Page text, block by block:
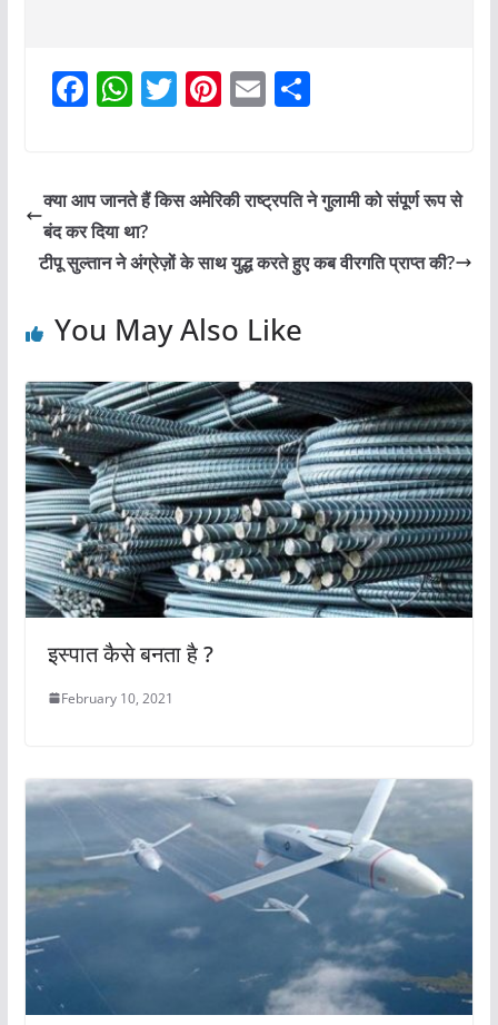
F
e
b
o
k
W
s
A
p
T
er
Pi
e
E
l
S
e
क्या आप जानते हैं किस अमेरिकी राष्ट्रपति ने गुलामी को संपूर्ण रूप से
बंद कर दिया था?
टीपू सुल्तान ने अंग्रेज़ों के साथ युद्ध करते हुए कब वीरगति प्राप्त की?
You May Also Like
इस्पात कैसे बनता है ?
February 10, 2021